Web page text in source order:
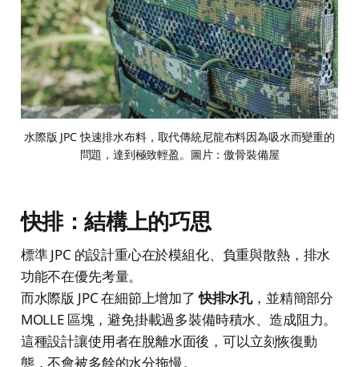
水際版 JPC 快速排水布料，取代傳統尼龍布料因為吸水而變重的
問題，達到極致輕盈。圖片：傲骨裝備屋
快排：結構上的巧思
標準 JPC 的設計重心在於模組化、負重與散熱，排水
功能不在優先考量。
而水際版 JPC 在細節上增加了快排水孔，並精簡部分
MOLLE 區塊，避免掛載過多裝備時積水、造成阻力。
這種設計讓使用者在脫離水面後，可以立刻恢復動
態，不會被多餘的水分拖慢。